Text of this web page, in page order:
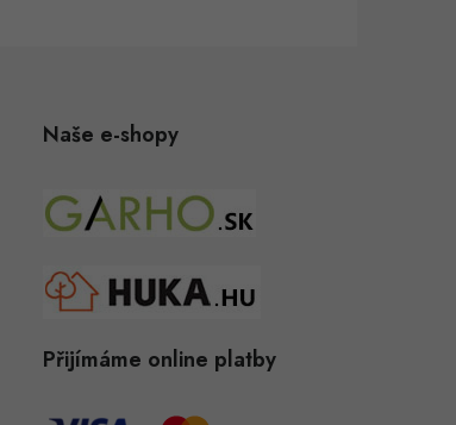
Naše e-shopy
Přijímáme online platby